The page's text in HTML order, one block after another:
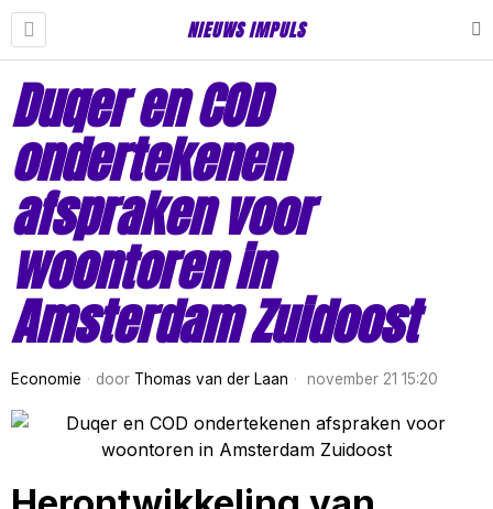
NIEUWS IMPULS
Duqer en COD
ondertekenen
afspraken voor
woontoren in
Amsterdam Zuidoost
Economie door Thomas van der Laan november 21 15:20